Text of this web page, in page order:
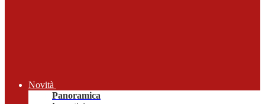
Novità
Panoramica